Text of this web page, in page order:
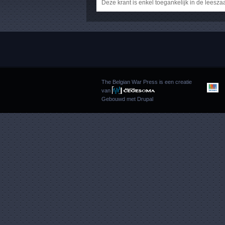
Deze krant is enkel toegankelijk in de
The Belgian War Press is een creatie
van
Gebouwd met Drupal